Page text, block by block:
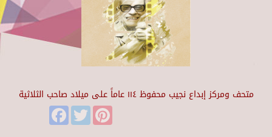
متحف ومركز إبداع نجيب محفوظ ١١٤ عاماً على ميلاد صاحب الثلاثية
FacebookTwitter